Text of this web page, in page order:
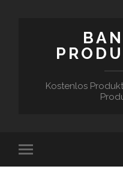
Kostenlos